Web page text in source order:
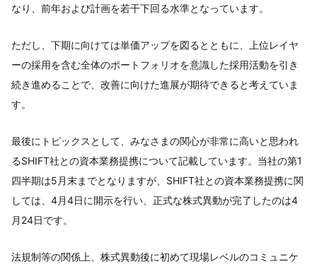
なり、前年および計画を若干下回る水準となっています。
ただし、下期に向けては単価アップを図るとともに、上位レイヤ
ーの採用を含む全体のポートフォリオを意識した採用活動を引き
続き進めることで、改善に向けた進展が期待できると考えていま
す。
最後にトピックスとして、みなさまの関心が非常に高いと思われ
るSHIFT社との資本業務提携について記載しています。当社の第1
四半期は5月末までとなりますが、SHIFT社との資本業務提携に関
しては、4月4日に開示を行い、正式な株式異動が完了したのは4
月24日です。
法規制等の関係上、株式異動後に初めて現場レベルのコミュニケ